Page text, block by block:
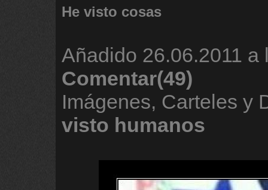
He visto cosas
Añadido 26.06.2011 a
Comentar(49)
Imágenes, Carteles y
visto humanos